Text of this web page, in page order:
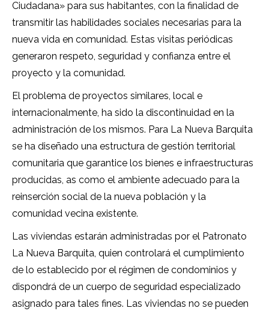
Ciudadana» para sus habitantes, con la finalidad de
transmitir las habilidades sociales necesarias para la
nueva vida en comunidad. Estas visitas periódicas
generaron respeto, seguridad y confianza entre el
proyecto y la comunidad.
El problema de proyectos similares, local e
internacionalmente, ha sido la discontinuidad en la
administración de los mismos. Para La Nueva Barquita
se ha diseñado una estructura de gestión territorial
comunitaria que garantice los bienes e infraestructuras
producidas, as como el ambiente adecuado para la
reinserción social de la nueva población y la
comunidad vecina existente.
Las viviendas estarán administradas por el Patronato
La Nueva Barquita, quien controlará el cumplimiento
de lo establecido por el régimen de condominios y
dispondrá de un cuerpo de seguridad especializado
asignado para tales fines. Las viviendas no se pueden